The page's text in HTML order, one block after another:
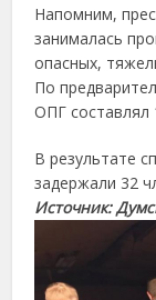
Напомним,
занималась
опасных,
По
ОПГ составлял
В результате
задержали 32
Источник: